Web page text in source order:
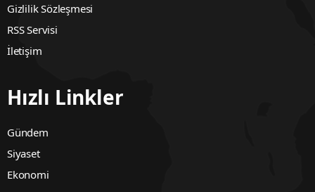
Gizlilik Sözleşmesi
RSS Servisi
İletişim
Hızlı Linkler
Gündem
Siyaset
Ekonomi